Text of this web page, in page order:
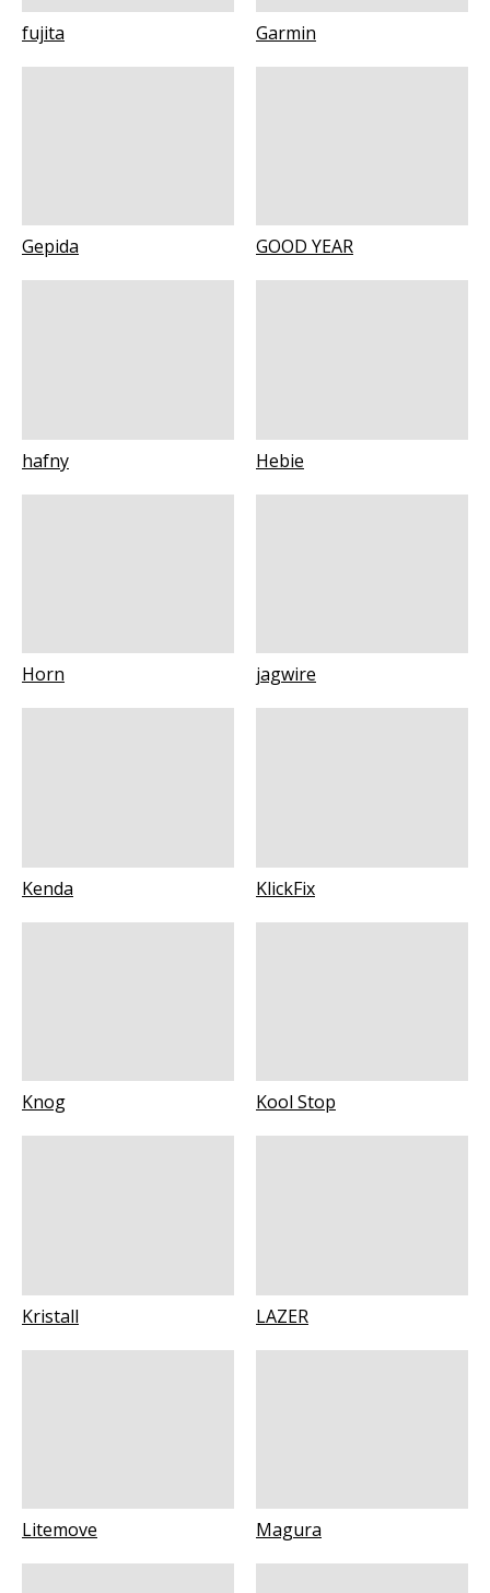
fujita Garmin
Gepida GOOD YEAR
hafny Hebie
Horn jagwire
Kenda KlickFix
Knog Kool Stop
Kristall LAZER
Litemove Magura